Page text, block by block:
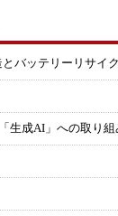
バッテリーリサイ
生成AI」への取り組